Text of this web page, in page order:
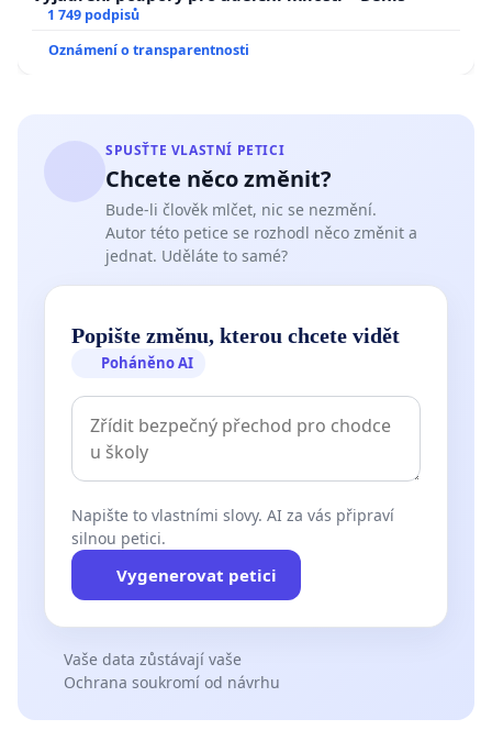
1 749 podpisů
Oznámení o transparentnosti
SPUSŤTE VLASTNÍ PETICI
Chcete něco změnit?
Bude-li člověk mlčet, nic se nezmění.
Autor této petice se rozhodl něco změnit a
jednat. Uděláte to samé?
Popište změnu, kterou chcete vidět
Poháněno AI
Napište to vlastními slovy. AI za vás připraví
silnou petici.
Vygenerovat petici
Vaše data zůstávají vaše
Ochrana soukromí od návrhu